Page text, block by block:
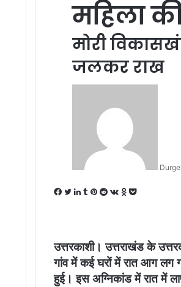
महिला
मोरी
जलकर राख
Facebook
Twitter
LinkedIn
Tumblr
Pinterest
RedditVKontakte
Odnoklassniki
Pocket
उत्तरकाशी। उत्तराखंड के
गांव में कई घरों में रात आग लग
हुई। इस अग्निकांड में रात में